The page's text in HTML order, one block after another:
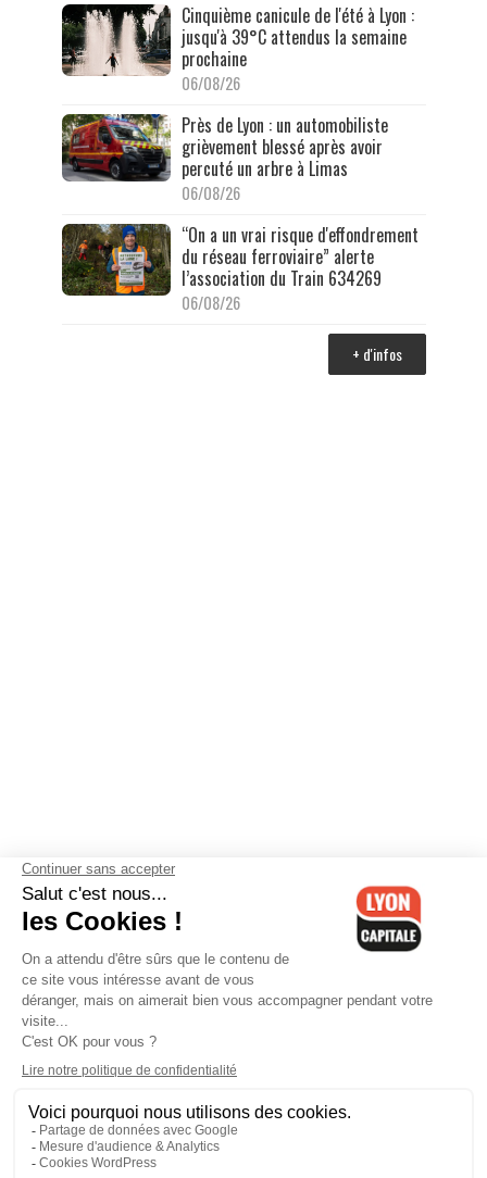
Cinquième canicule de l'été à Lyon :
jusqu'à 39°C attendus la semaine
prochaine
06/08/26
Près de Lyon : un automobiliste
grièvement blessé après avoir
percuté un arbre à Limas
06/08/26
“On a un vrai risque d'effondrement
du réseau ferroviaire” alerte
l’association du Train 634269
06/08/26
+ d'infos
Contactez-nous-Mentions légales-CGV-Politique de
confidentialité-Gestion des cookies